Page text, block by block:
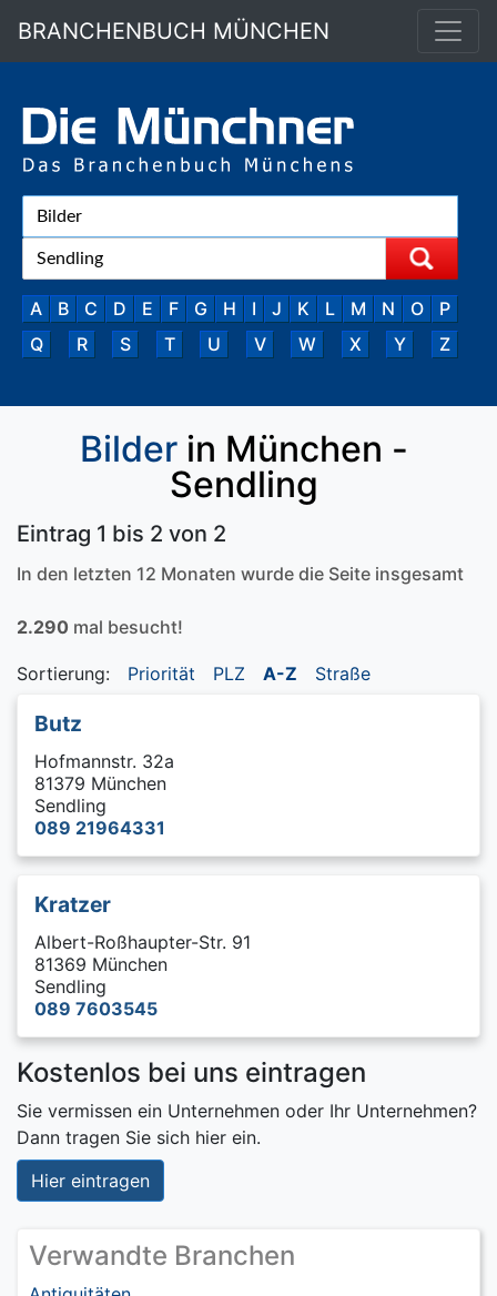
BRANCHENBUCH MÜNCHEN
A B C D E F G H I J K L M N O
P
Q
R S T U V W X Y Z
Bilder in München -
Sendling
Eintrag 1 bis 2 von 2
In den letzten 12 Monaten wurde die Seite insgesamt
2.290 mal besucht!
Sortierung: Priorität PLZ A-Z Straße
Butz
Hofmannstr. 32a
81379 München
Sendling
089 21964331
Kratzer
Albert-Roßhaupter-Str. 91
81369 München
Sendling
089 7603545
Kostenlos bei uns eintragen
Sie vermissen ein Unternehmen oder Ihr Unternehmen?
Dann tragen Sie sich hier ein.
Hier eintragen
Verwandte Branchen